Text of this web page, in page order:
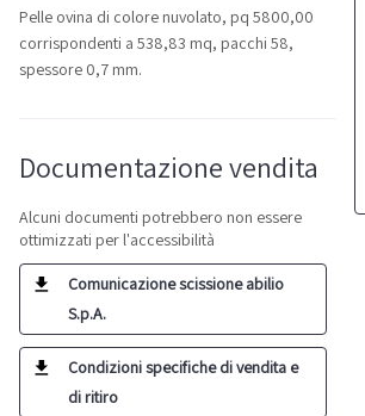
Pelle ovina di colore nuvolato, pq 5800,00
corrispondenti a 538,83 mq, pacchi 58,
spessore 0,7 mm.
Documentazione vendita
Alcuni documenti potrebbero non essere
ottimizzati per l'accessibilità
Comunicazione scissione abilio
S.p.A.
Condizioni specifiche di vendita e
di ritiro